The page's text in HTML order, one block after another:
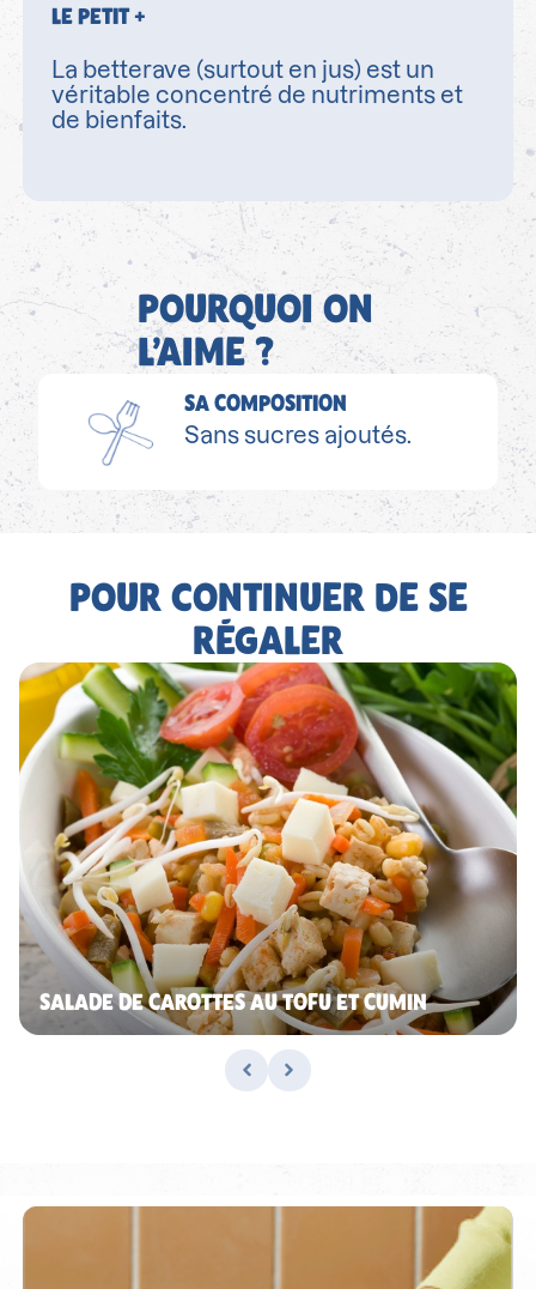
LE PETIT +
La betterave (surtout en jus) est un
véritable concentré de nutriments et
de bienfaits.
POURQUOI ON
L’AIME ?
SA COMPOSITION
Sans sucres ajoutés.
POUR CONTINUER DE SE
RÉGALER
SALADE DE CAROTTES AU TOFU ET CUMIN